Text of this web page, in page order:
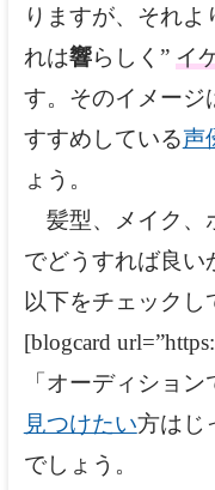
りますが、それ
れは響らしく” イ
す。そのイメージ
すすめしている声
ょう。
髪型、メイク、
でどうすれば良い
以下をチェックし
[blogcard
「オーディション
見つけたい方はじ
でしょう。